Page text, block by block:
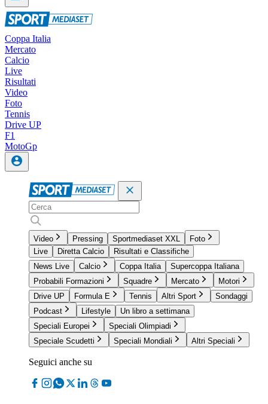
Coppa Italia
Mercato
Calcio
Live
Risultati
Video
Foto
Tennis
Drive UP
F1
MotoGp
Video Pressing Sportmediaset XXL
Foto
Live
Diretta Calcio
Risultati e Classifiche
News Live
Calcio Coppa Italia
Supercoppa Italiana
Probabili Formazioni
Squadre Mercato
Motori
Drive UP
Formula E Tennis Altri Sport
Sondaggi
Podcast
Lifestyle
Un libro a settimana
Speciali Europei
Speciali Olimpiadi
Speciale Scudetti
Speciali Mondiali Altri Speciali
Seguici anche su